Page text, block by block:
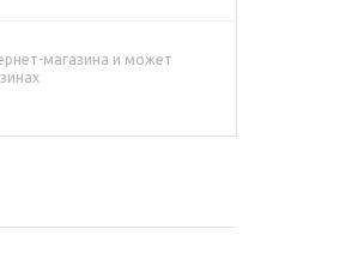
магазина и может